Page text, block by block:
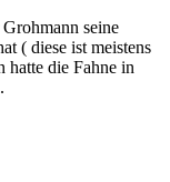
seine
( diese ist meistens
hatte die Fahne in